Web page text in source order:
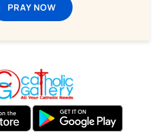
PRAY NOW